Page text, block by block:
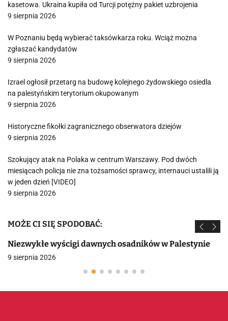
kasetowa. Ukraina kupiła od Turcji potężny pakiet uzbrojenia
9 sierpnia 2026
W Poznaniu będą wybierać taksówkarza roku. Wciąż można
zgłaszać kandydatów
9 sierpnia 2026
Izrael ogłosił przetarg na budowę kolejnego żydowskiego osiedla
na palestyńskim terytorium okupowanym
9 sierpnia 2026
Historyczne fikołki zagranicznego obserwatora dziejów
9 sierpnia 2026
Szokujący atak na Polaka w centrum Warszawy. Pod dwóch
miesiącach policja nie zna tożsamości sprawcy, internauci ustalili ją
w jeden dzień [VIDEO]
9 sierpnia 2026
MOŻE CI SIĘ SPODOBAĆ:
Niezwykłe wyścigi dawnych osadników w Palestynie
9 sierpnia 2026